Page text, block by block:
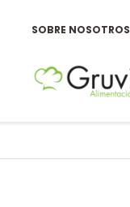
SOBRE NOSOTROS